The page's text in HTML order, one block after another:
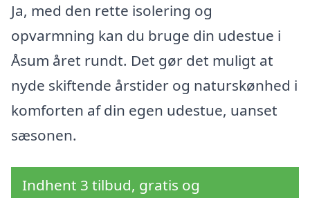
Ja, med den rette isolering og
opvarmning kan du bruge din udestue i
Åsum året rundt. Det gør det muligt at
nyde skiftende årstider og naturskønhed i
komforten af din egen udestue, uanset
sæsonen.
Indhent 3 tilbud, gratis og